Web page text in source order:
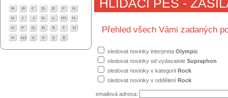
HLÍDACÍ PES -
Přehled všech Vámi zadaných
sledovat novinky interpreta Olympic
sledovat novinky od vydavatele Supraphon
sledovat novinky v kategorii Rock
sledovat novinky v oddělení Rock
emailová adresa: